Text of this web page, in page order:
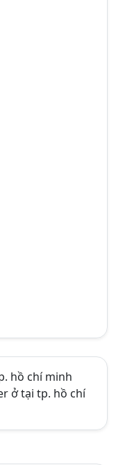
hồ chí minh
ở tại tp. hồ chí